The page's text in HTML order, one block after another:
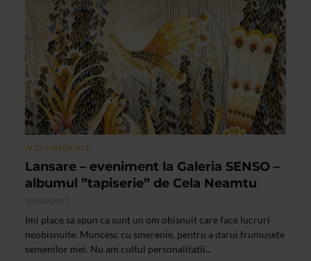
ALTE MATERIALE
Lansare – eveniment la Galeria SENSO –
albumul ”tapiserie” de Cela Neamtu
19/04/2017
Imi place sa spun ca sunt un om obisnuit care face lucruri
neobisnuite. Muncesc cu smerenie, pentru a darui frumusete
semenilor mei. Nu am cultul personalitatii...